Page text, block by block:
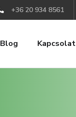
+36 20 934 8561
Blog Kapcsolat